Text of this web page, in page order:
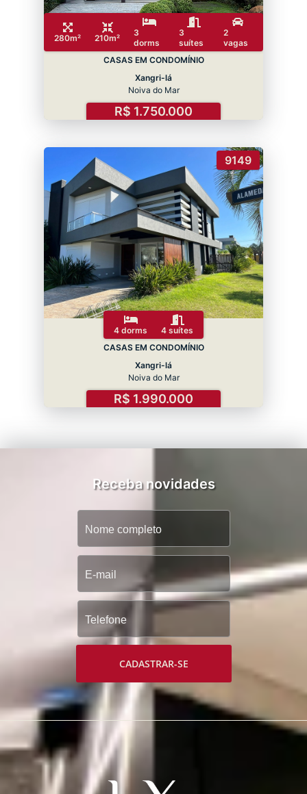
280m² 210m²
3
dorms
3
suítes
2
vagas
CASAS EM CONDOMÍNIO
Xangri-lá
Noiva do Mar
R$ 1.750.000
9149
4 dorms
4 suítes
CASAS EM CONDOMÍNIO
Xangri-lá
Noiva do Mar
R$ 1.990.000
Receba novidades
CADASTRAR-SE